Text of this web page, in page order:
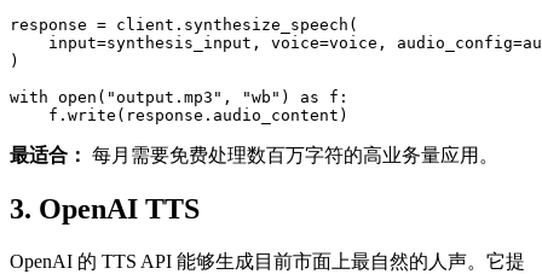
response = client.synthesize_speech(
input=synthesis_input, voice=voice,
)
with open("output.mp3", "wb") as f:
最适合： 每月需要免费处理数百万字符的高业务量应用。
3. OpenAI TTS
OpenAI 的 TTS API 能够生成目前市面上最自然的人声。它提